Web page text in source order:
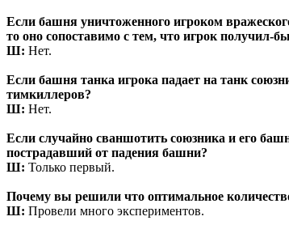
Если башня уничтоженного игроком
то оно сопоставимо с тем, что игрок получил-
Ш: Нет.
Если башня танка игрока падает на танк
тимкиллеров?
Ш: Нет.
Если случайно сваншотить союзника и его
пострадавший от падения башни?
Ш: Только первый.
Почему вы решили что оптимальное
Ш: Провели много экспериментов.